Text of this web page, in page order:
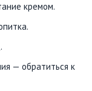
кремом.
— обратиться к